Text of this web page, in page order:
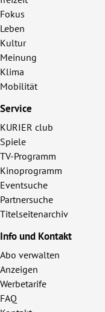
Fokus
Leben
Kultur
Meinung
Klima
Mobilität
Service
KURIER club
Spiele
TV-Programm
Kinoprogramm
Eventsuche
Partnersuche
Titelseitenarchiv
Info und Kontakt
Abo verwalten
Anzeigen
Werbetarife
FAQ